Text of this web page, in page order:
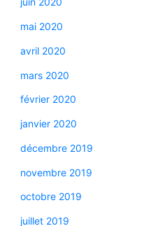
mai 2020
avril 2020
mars 2020
février 2020
janvier 2020
décembre 2019
novembre 2019
octobre 2019
juillet 2019